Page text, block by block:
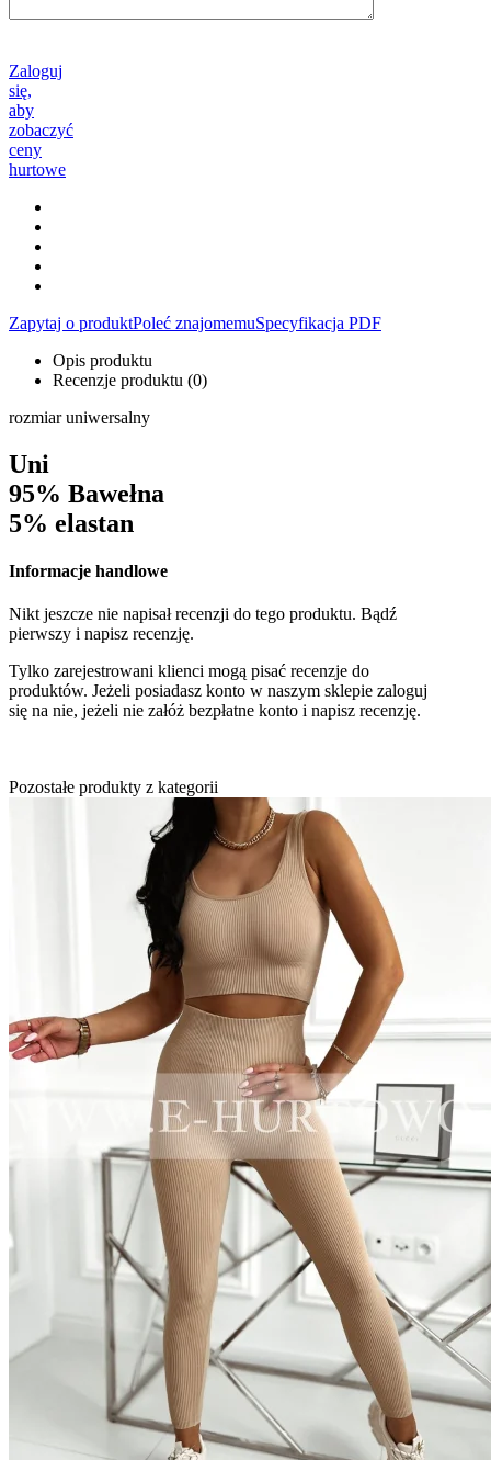
Zaloguj
się,
aby
zobaczyć
ceny
hurtowe
Zapytaj o produktPoleć znajomemuSpecyfikacja PDF
Opis produktu
Recenzje produktu (0)
rozmiar uniwersalny
Uni
95% Bawełna
5% elastan
Informacje handlowe
Nikt jeszcze nie napisał recenzji do tego produktu. Bądź
pierwszy i napisz recenzję.
Tylko zarejestrowani klienci mogą pisać recenzje do
produktów. Jeżeli posiadasz konto w naszym sklepie zaloguj
się na nie, jeżeli nie załóż bezpłatne konto i napisz recenzję.
Pozostałe produkty z kategorii